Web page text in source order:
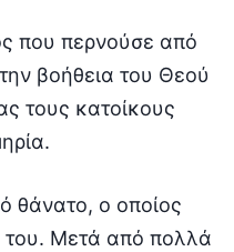
που περνούσε από
βοήθεια του Θεού
τους κατοίκους
θάνατο, ο οποίος
του. Μετά από πολλά